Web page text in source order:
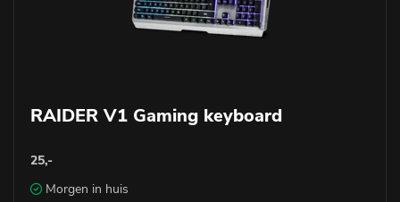
RAIDER V1 Gaming keyboard
25,-
Morgen in huis